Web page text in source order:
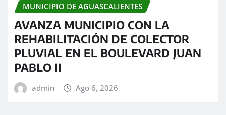
MUNICIPIO DE AGUASCALIENTES
AVANZA MUNICIPIO CON LA
REHABILITACIÓN DE COLECTOR
PLUVIAL EN EL BOULEVARD JUAN
PABLO II
admin Ago 6, 2026